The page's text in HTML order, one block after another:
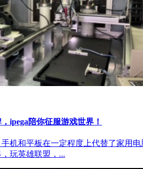
ipega陪你征服游戏世界！
机和平板在一定程度上代替了家用
玩英雄联盟，...